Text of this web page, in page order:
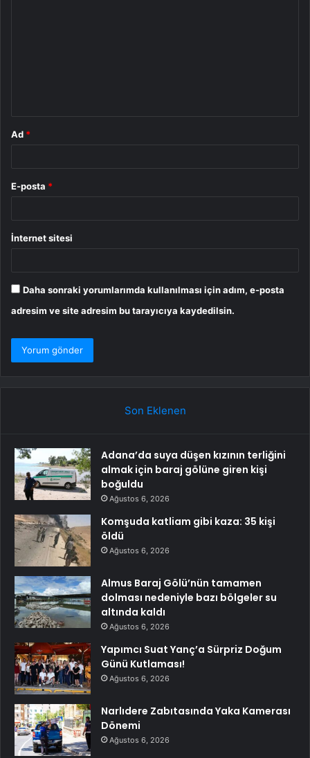
Ad *
E-posta *
İnternet sitesi
Daha sonraki yorumlarımda kullanılması için adım, e-posta
adresim ve site adresim bu tarayıcıya kaydedilsin.
Son Eklenen
Adana’da suya düşen kızının terliğini
almak için baraj gölüne giren kişi
boğuldu
Ağustos 6, 2026
Komşuda katliam gibi kaza: 35 kişi
öldü
Ağustos 6, 2026
Almus Baraj Gölü’nün tamamen
dolması nedeniyle bazı bölgeler su
altında kaldı
Ağustos 6, 2026
Yapımcı Suat Yanç’a Sürpriz Doğum
Günü Kutlaması!
Ağustos 6, 2026
Narlıdere Zabıtasında Yaka Kamerası
Dönemi
Ağustos 6, 2026